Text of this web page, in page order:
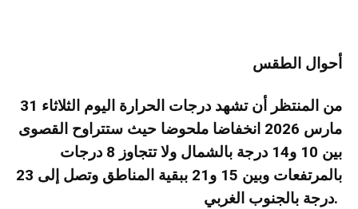
أحوال الطقس
من المنتظر أن تشهد درجات الحرارة اليوم الثلاثاء 31
مارس 2026 انخفاضا ملحوضا حيث ستتراوح القصوى
بين 10 و14 درجة بالشمال ولا تتجاوز 8 درجات
بالمرتفعات وبين 15 و21 ببقية المناطق وتصل إلى 23
درجة بالجنوب الغربي.